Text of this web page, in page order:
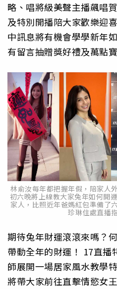
略、唱將級美聲主播飆唱
及特別開播陪大家歡樂迎
中訊息將有機會學學新年
有留言抽贈獎好禮及萬點
林俞汝每年都把握年假，陪家人
初六晚將上線教大家兔年如何開
家人，比照近年爸媽紅包準備了
珍琳住處直播
期待兔年財運滾滾來嗎？
帶動全年的財運！ 17直播
師展開一場居家風水教學
將帶大家前往直擊情慾女